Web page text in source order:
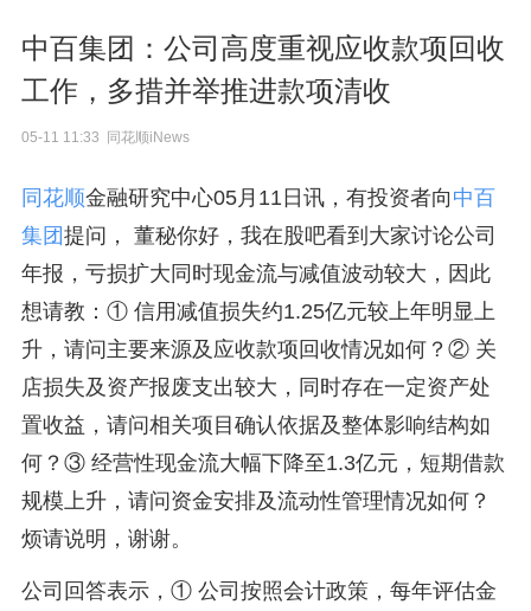
中百集团：公司高度重视应收款项回收
工作，多措并举推进款项清收
05-11 11:33 同花顺iNews
同花顺金融研究中心05月11日讯，有投资者向 中百
集团提问， 董秘你好，我在股吧看到大家讨论公司
年报，亏损扩大同时现金流与减值波动较大，因此
想请教：① 信用减值损失约1.25亿元较上年明显上
升，请问主要来源及应收款项回收情况如何？② 关
店损失及资产报废支出较大，同时存在一定资产处
置收益，请问相关项目确认依据及整体影响结构如
何？③ 经营性现金流大幅下降至1.3亿元，短期借款
规模上升，请问资金安排及流动性管理情况如何？
烦请说明，谢谢。
公司回答表示，① 公司按照会计政策，每年评估金